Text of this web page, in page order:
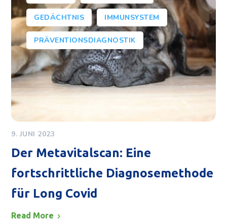
GEDÄCHTNIS IMMUNSYSTEM
PRÄVENTIONSDIAGNOSTIK
9. JUNI 2023
Der Metavitalscan: Eine
fortschrittliche Diagnosemethode
für Long Covid
Read More